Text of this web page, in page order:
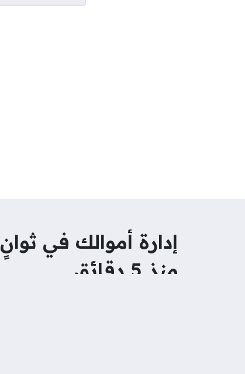
إدارة أموالك في
منذ 5 دقائق